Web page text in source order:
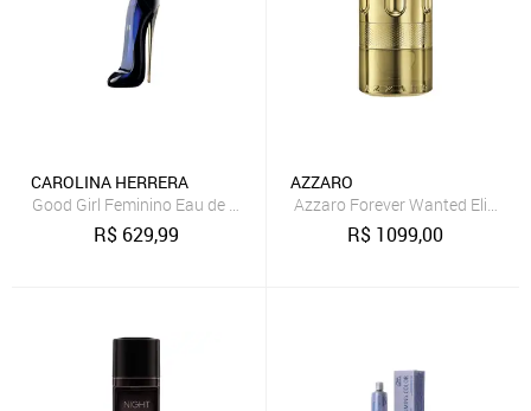
CAROLINA HERRERA
Good Girl Feminino Eau de Parfum 150ML
R$ 629,99
AZZARO
Azzaro Forever Wanted Elixir
R$ 1099,00